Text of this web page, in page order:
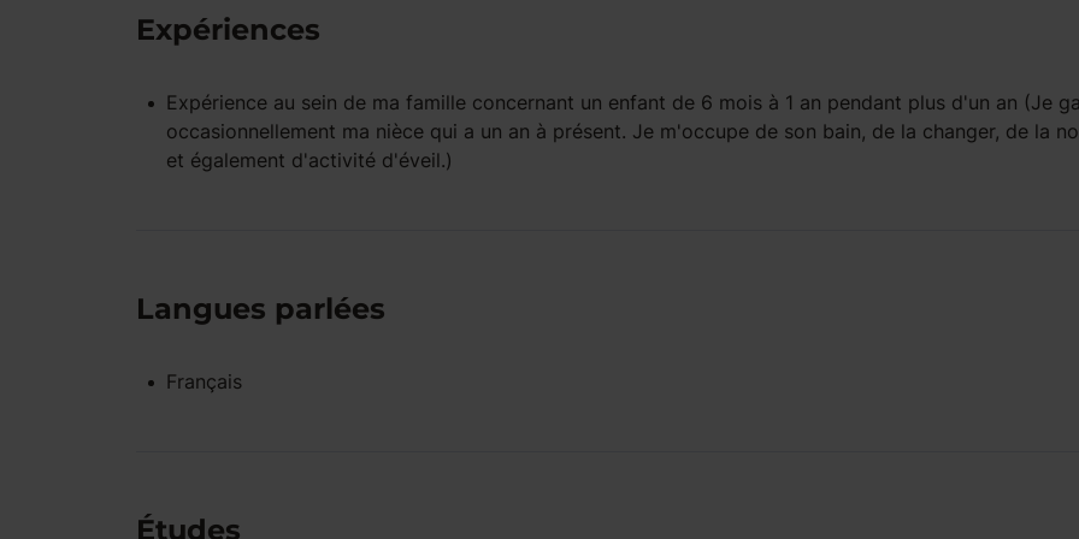
Expériences
Expérience au sein de ma familleconcernant un enfant de 6 mois à 1 an pendant plus d'un an (Je
occasionnellement ma nièce qui a un an à présent. Je m'occupe de son bain, de la changer, de la
et également d'activité d'éveil.)
Langues parlées
Français
Études